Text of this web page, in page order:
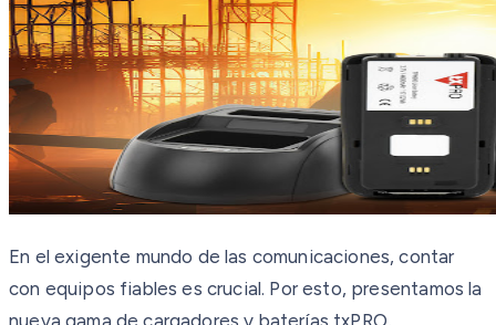
En el exigente mundo de las comunicaciones, contar
con equipos fiables es crucial. Por esto, presentamos la
nueva gama de cargadores y baterías txPRO,